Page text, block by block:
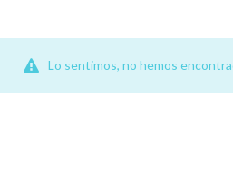
Lo sentimos, no hemos